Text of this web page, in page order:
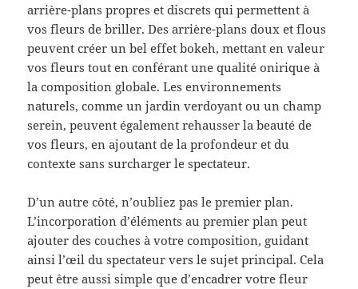
arrière-plans propres et discrets qui permettent à
vos fleurs de briller. Des arrière-plans doux et flous
peuvent créer un bel effet bokeh, mettant en valeur
vos fleurs tout en conférant une qualité onirique à
la composition globale. Les environnements
naturels, comme un jardin verdoyant ou un champ
serein, peuvent également rehausser la beauté de
vos fleurs, en ajoutant de la profondeur et du
contexte sans surcharger le spectateur.
D’un autre côté, n’oubliez pas le premier plan.
L’incorporation d’éléments au premier plan peut
ajouter des couches à votre composition, guidant
ainsi l’œil du spectateur vers le sujet principal. Cela
peut être aussi simple que d’encadrer votre fleur